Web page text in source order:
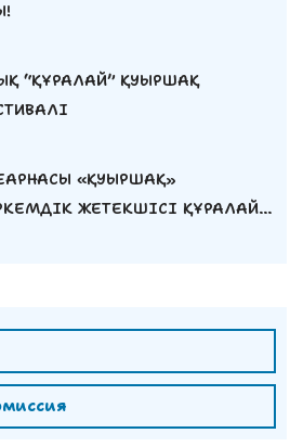
“ҚҰРАЛАЙ” ҚУЫРШАҚ
«ҚУЫРШАҚ»
ЖЕТЕКШІСІ ҚҰРАЛАЙ
СҰХБАТЫН ҰСЫНАДЫ